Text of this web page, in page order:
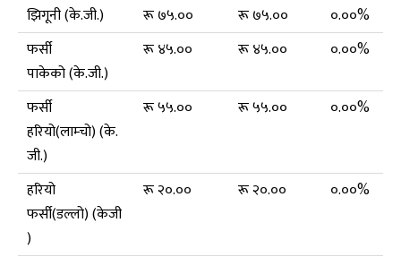
झिगूनी (के.जी.)
रू ७५.०० रू ७५.००
०.००%
फर्सी
पाकेको (के.जी.)
रू ४५.०० रू ४५.०० ०.००%
फर्सी
हरियो(लाम्चो) (के.
जी.)
रू ५५.०० रू ५५.०० ०.००%
हरियो
फर्सी(डल्लो) (केजी
)
रू २०.०० रू २०.०० ०.००%